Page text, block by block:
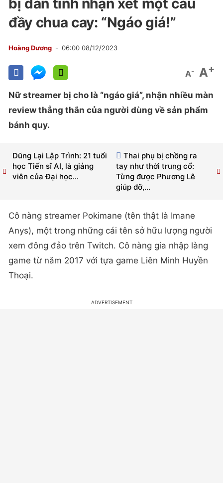
bị dân tình nhận xét một câu
đầy chua cay: “Ngáo giá!”
Hoàng Dương 06:00 08/12/2023
A- A+
Nữ streamer bị cho là “ngáo giá”, nhận nhiều màn
review thẳng thắn của người dùng về sản phẩm
bánh quy.
Thai phụ bị chồng ra
tay như thời trung cổ:
Từng được Phương Lê
giúp đỡ,...
Dũng Lại Lập Trình: 21 tuổi
học Tiến sĩ AI, là giảng
viên của Đại học...
Cô nàng streamer Pokimane (tên thật là Imane
Anys), một trong những cái tên sở hữu lượng người
xem đông đảo trên Twitch. Cô nàng gia nhập làng
game từ năm 2017 với tựa game Liên Minh Huyền
Thoại.